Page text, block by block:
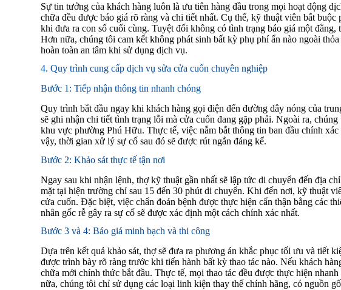
Sự tin tưởng của khách hàng luôn là ưu tiên hàng đầu trong mọi hoạt động
chữa đều được báo giá rõ ràng và chi tiết nhất. Cụ thể, kỹ thuật viên bắt
khi đưa ra con số cuối cùng. Tuyệt đối không có tình trạng báo giá một đằng,
Hơn nữa, chúng tôi cam kết không phát sinh bất kỳ phụ phí ẩn nào ngoài
hoàn toàn an tâm khi sử dụng dịch vụ.
4. Quy trình cung cấp dịch vụ sửa cửa cuốn chuyên nghiệp
Bước 1: Tiếp nhận thông tin nhanh chóng
Quy trình bắt đầu ngay khi khách hàng gọi điện đến đường dây nóng của
sẽ ghi nhận chi tiết tình trạng lỗi mà cửa cuốn đang gặp phải. Ngoài ra,
khu vực phường Phú Hữu. Thực tế, việc nắm bắt thông tin ban đầu chính
vậy, thời gian xử lý sự cố sau đó sẽ được rút ngắn đáng kể.
Bước 2: Khảo sát thực tế tận nơi
Ngay sau khi nhận lệnh, thợ kỹ thuật gần nhất sẽ lập tức di chuyển đến địa
mặt tại hiện trường chỉ sau 15 đến 30 phút di chuyển. Khi đến nơi, kỹ thuật
cửa cuốn. Đặc biệt, việc chẩn đoán bệnh được thực hiện cẩn thận bằng các
nhân gốc rễ gây ra sự cố sẽ được xác định một cách chính xác nhất.
Bước 3 và 4: Báo giá minh bạch và thi công
Dựa trên kết quả khảo sát, thợ sẽ đưa ra phương án khắc phục tối ưu và tiết
được trình bày rõ ràng trước khi tiến hành bất kỳ thao tác nào. Nếu khách
chữa mới chính thức bắt đầu. Thực tế, mọi thao tác đều được thực hiện
nữa, chúng tôi chỉ sử dụng các loại linh kiện thay thế chính hãng, có nguồn